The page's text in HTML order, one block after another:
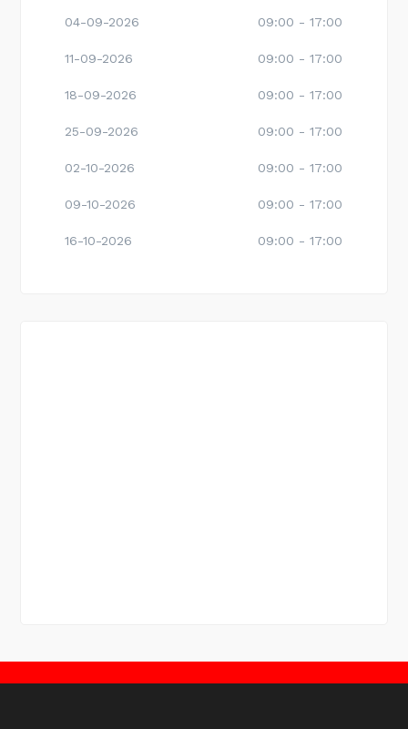
04-09-2026 09:00 - 17:00
11-09-2026 09:00 - 17:00
18-09-2026 09:00 - 17:00
25-09-2026 09:00 - 17:00
02-10-2026 09:00 - 17:00
09-10-2026 09:00 - 17:00
16-10-2026 09:00 - 17:00